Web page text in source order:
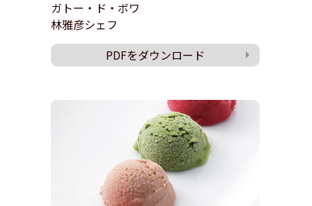
ガトー・ド・ボワ
林雅彦シェフ
PDFをダウンロード